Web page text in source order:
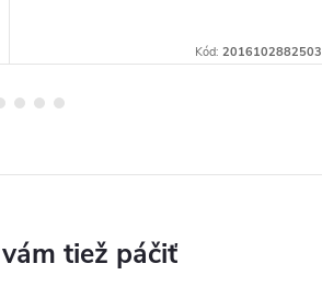
Kód: 2016102882503